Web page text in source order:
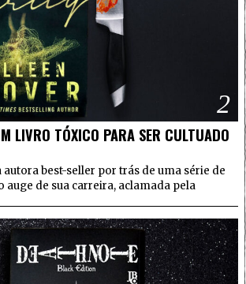
2
LIVRO TÓXICO PARA SER CULTUADO
best-seller por trás de uma série de
auge de sua carreira, aclamada pela